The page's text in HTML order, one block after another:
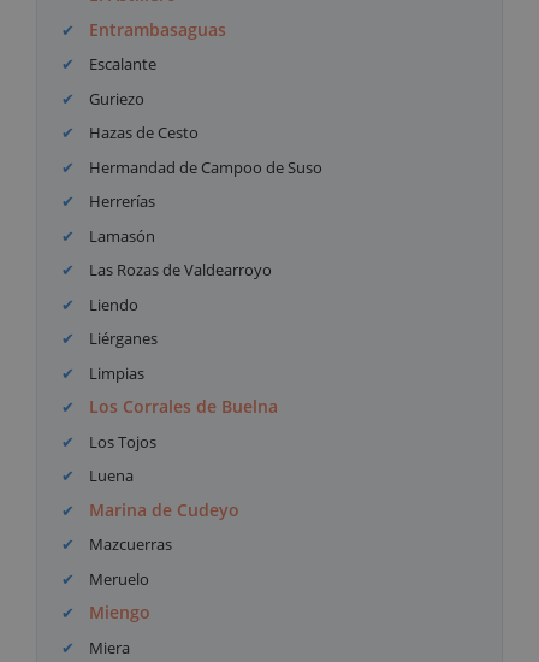
Entrambasaguas
Escalante
Guriezo
Hazas de Cesto
Hermandad de Campoo de Suso
Herrerías
Lamasón
Las Rozas de Valdearroyo
Liendo
Liérganes
Limpias
Los Corrales de Buelna
Los Tojos
Luena
Marina de Cudeyo
Mazcuerras
Meruelo
Miengo
Miera